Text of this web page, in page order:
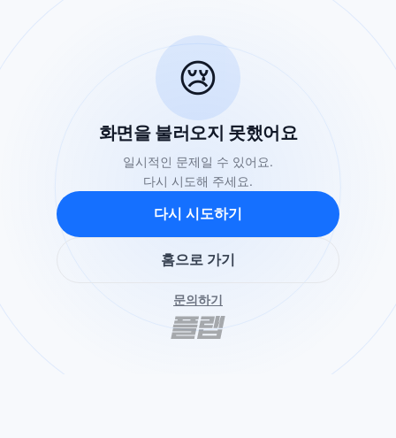
😢
화면을 불러오지 못했어요
일시적인 문제일 수 있어요.
다시 시도해 주세요.
다시 시도하기
홈으로 가기
문의하기